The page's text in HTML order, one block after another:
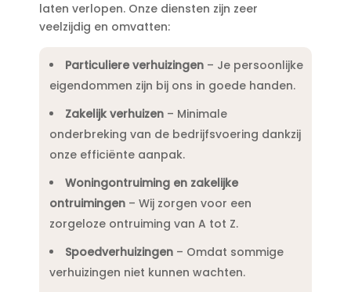
laten verlopen.​ Onze diensten zijn zeer
veelzijdig en omvatten:
Particuliere verhuizingen– Je persoonlijke
eigendommen zijn bij ons in goede handen.​
Zakelijk verhuizen– Minimale
onderbreking van de bedrijfsvoering dankzij
onze efficiënte aanpak.​
Woningontruiming en zakelijke
ontruimingen– Wij zorgen voor een
zorgeloze ontruiming van A tot Z.​
Spoedverhuizingen– Omdat sommige
verhuizingen niet kunnen wachten.​